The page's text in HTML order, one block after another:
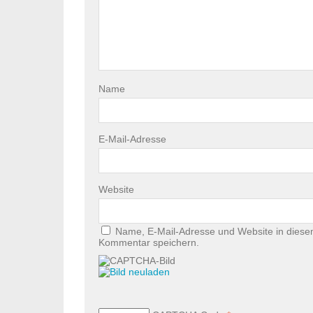
Name
E-Mail-Adresse
Website
Name, E-Mail-Adresse und Website in
Kommentar speichern.